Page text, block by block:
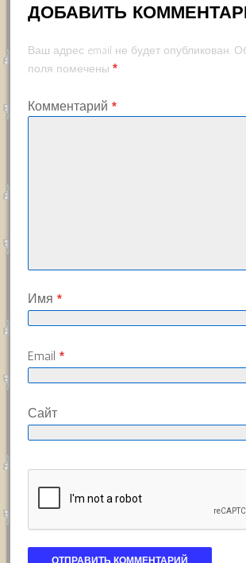
ДОБАВИТЬ
Ваш адрес email не будет опубликован.
поля помечены *
Комментарий *
Имя *
Email *
Сайт